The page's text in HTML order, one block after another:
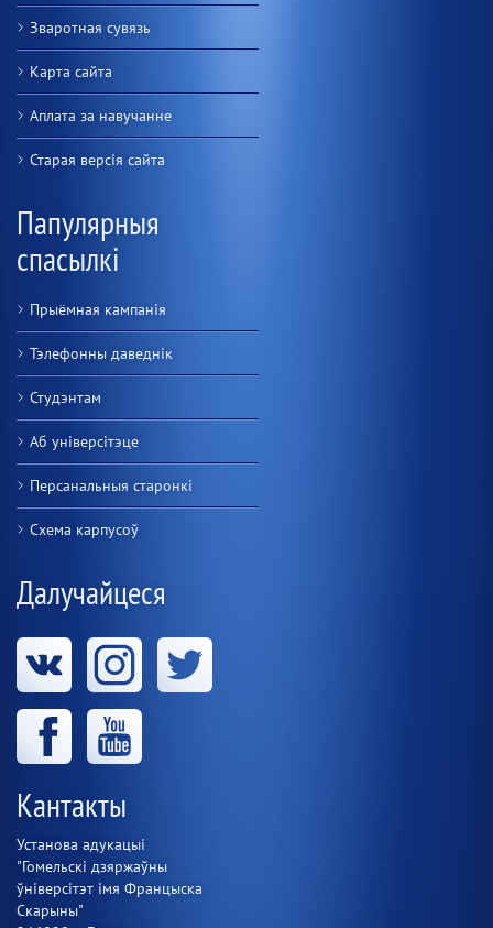
Зваротная сувязь
Карта сайта
Аплата за навучанне
Старая версiя сайта
Папулярныя
спасылкі
Прыёмная кампанія
Тэлефонны даведнік
Студэнтам
Аб універсітэце
Персанальныя старонкі
Схема карпусоў
Далучайцеся
Кантакты
Установа адукацыі
"Гомельскі дзяржаўны
ўніверсітэт імя Францыска
Скарыны"